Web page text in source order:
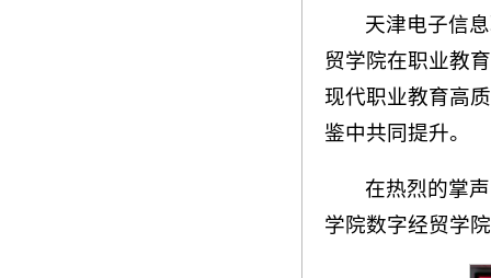
天津电子信
贸学院在职业教
现代职业教育高
鉴中共同提升。
在热烈的掌
学院数字经贸学